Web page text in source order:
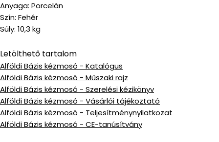
Anyaga: Porcelán
Szín: Fehér
Súly: 10,3 kg
Letölthető tartalom
Alföldi Bázis kézmosó - Katalógus
Alföldi Bázis kézmosó - Műszaki rajz
Alföldi Bázis kézmosó - Szerelési kézikönyv
Alföldi Bázis kézmosó - Vásárlói tájékoztató
Alföldi Bázis kézmosó - Teljesítménynyilatkozat
Alföldi Bázis kézmosó - CE-tanúsítvány